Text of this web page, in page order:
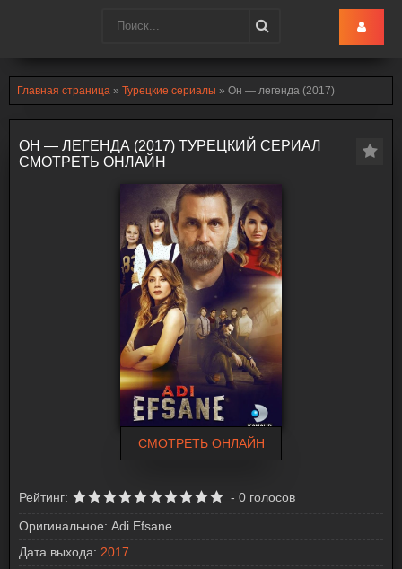
Главная страница » Турецкие сериалы » Он — легенда (2017)
ОН — ЛЕГЕНДА (2017) ТУРЕЦКИЙ СЕРИАЛ
СМОТРЕТЬ ОНЛАЙН
СМОТРЕТЬ ОНЛАЙН
Рейтинг: - 0 голосов
Оригинальное: Adi Efsane
Дата выхода: 2017
Turk-Ru.lol